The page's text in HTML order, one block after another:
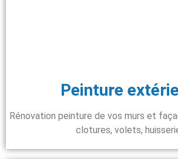
Peinture
Rénovation peinture de vos murs et
clotures, volets,